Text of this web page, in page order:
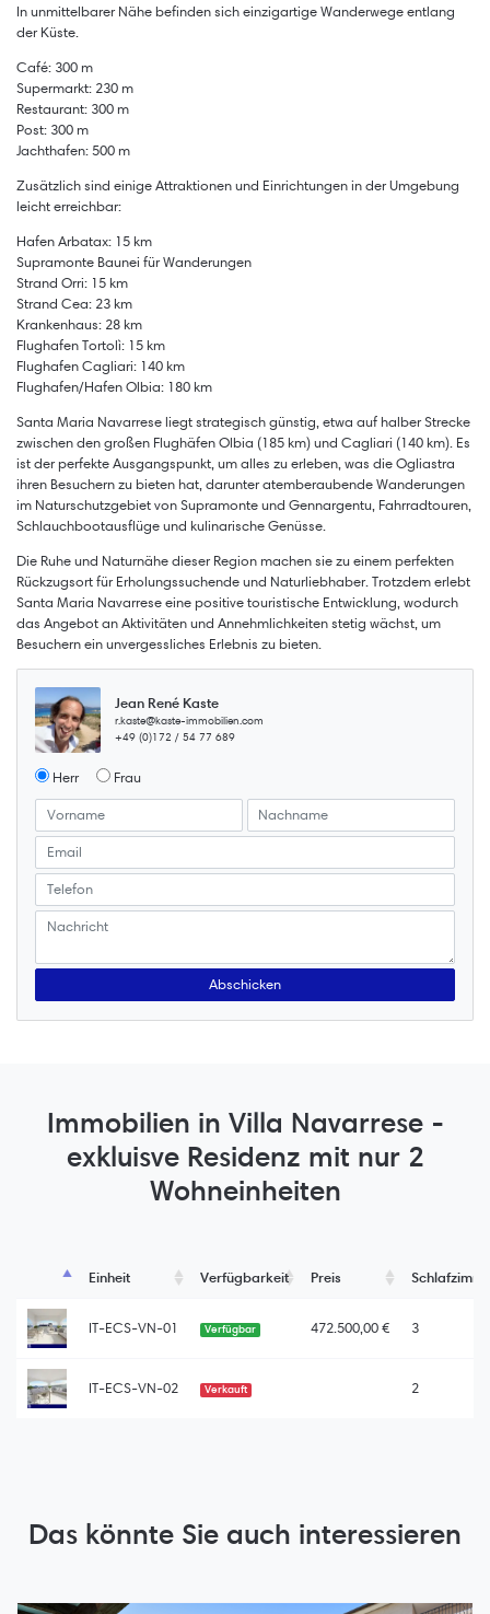
In unmittelbarer Nähe befinden sich einzigartige Wanderwege entlang
der Küste.
Café: 300 m
Supermarkt: 230 m
Restaurant: 300 m
Post: 300 m
Jachthafen: 500 m
Zusätzlich sind einige Attraktionen und Einrichtungen in der Umgebung
leicht erreichbar:
Hafen Arbatax: 15 km
Supramonte Baunei für Wanderungen
Strand Orri: 15 km
Strand Cea: 23 km
Krankenhaus: 28 km
Flughafen Tortolì: 15 km
Flughafen Cagliari: 140 km
Flughafen/Hafen Olbia: 180 km
Santa Maria Navarrese liegt strategisch günstig, etwa auf halber Strecke
zwischen den großen Flughäfen Olbia (185 km) und Cagliari (140 km). Es
ist der perfekte Ausgangspunkt, um alles zu erleben, was die Ogliastra
ihren Besuchern zu bieten hat, darunter atemberaubende Wanderungen
im Naturschutzgebiet von Supramonte und Gennargentu, Fahrradtouren,
Schlauchbootausflüge und kulinarische Genüsse.
Die Ruhe und Naturnähe dieser Region machen sie zu einem perfekten
Rückzugsort für Erholungssuchende und Naturliebhaber. Trotzdem erlebt
Santa Maria Navarrese eine positive touristische Entwicklung, wodurch
das Angebot an Aktivitäten und Annehmlichkeiten stetig wächst, um
Besuchern ein unvergessliches Erlebnis zu bieten.
Jean René Kaste
r.kaste@kaste-immobilien.com
+49 (0)172 / 54 77 689
Herr Frau
Immobilien in Villa Navarrese -
exkluisve Residenz mit nur 2
Wohneinheiten
Einheit Verfügbarkeit Preis
IT-ECS-VN-01 Verfügbar 472.500,00 € 3
IT-ECS-VN-02 Verkauft 2
Das könnte Sie auch interessieren